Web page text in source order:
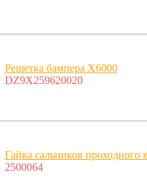
Решетка бампера X6000
DZ9X259620020
Гайка сальников
2500064